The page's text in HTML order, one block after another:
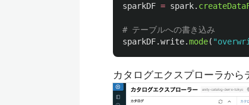
sparkDF = spark.
sparkDF.write.mode( "
カタログエクスプローラから